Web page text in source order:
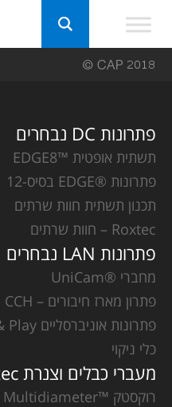
פתרונות DC נבחרים
תשתית אופטית ™EDGE8
פתרונות ®EDGE בסיס-12
תכנון תשתית חוות שרתים
Roxtec – חוות שרתים
פתרונות LAN נבחרים
מחברי ®UniCam
פתרון מארז חיבורים – CCH
פתרונות אוניברסליים Plug & Play
כלי ניקוי
מעברי כבלים וצנרת Roxtec
רוקסטק ™Multidiameter